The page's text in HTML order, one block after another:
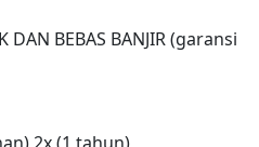
DAN BEBAS BANJIR (garansi